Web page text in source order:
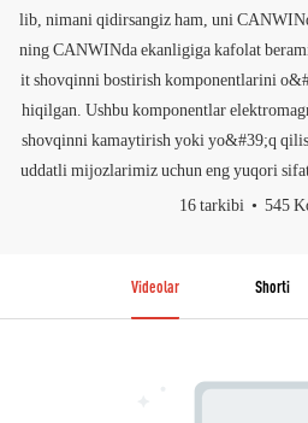
lib, nimani qidirsangiz ham, uni
ning CANWINda ekanligiga kafolat
it shovqinni bostirish komponentlarini
hiqilgan. Ushbu komponentlar
shovqinni kamaytirish yoki yo&#39;q
uddatli mijozlarimiz uchun eng yuqori
16 tarkibi
545
Videolar Shorti